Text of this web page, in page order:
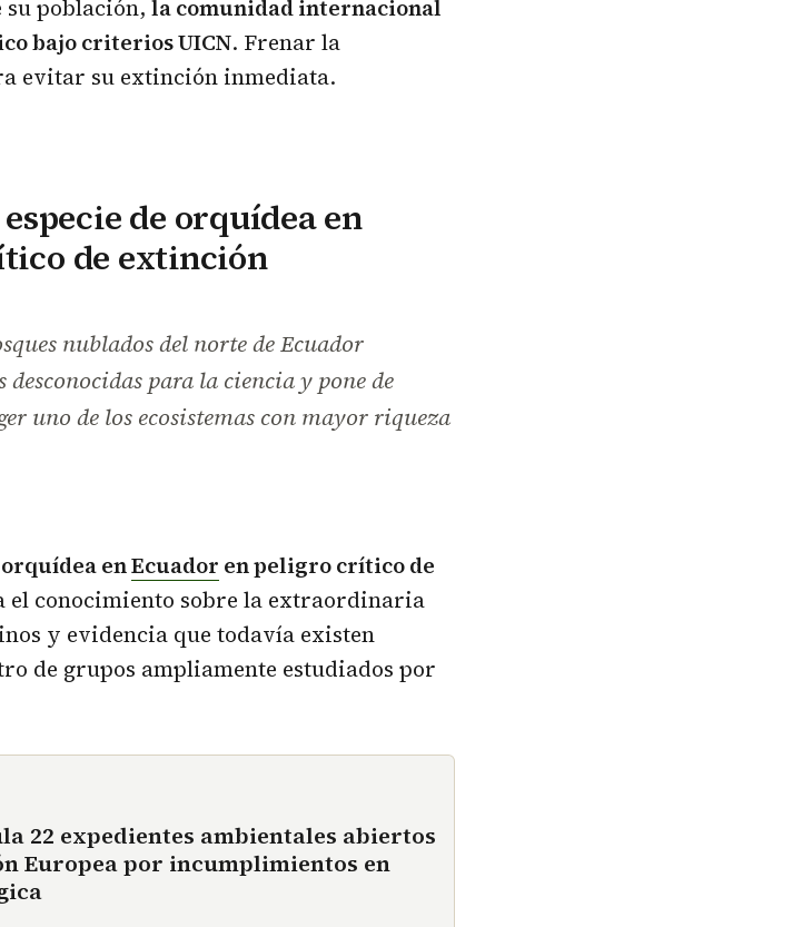
población, la comunidad internacional
bajo criterios UICN. Frenar la
evitar su extinción inmediata.
de orquídea en
de extinción
nublados del norte de Ecuador
desconocidas para la ciencia y pone de
uno de los ecosistemas con mayor riqueza
enEcuador en peligro crítico de
el conocimiento sobre la extraordinaria
y evidencia que todavía existen
de grupos ampliamente estudiados por
22 expedientes ambientales abiertos
Europea por incumplimientos en